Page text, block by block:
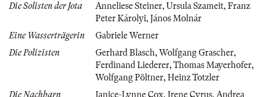
Die Solisten der Jota
Anneliese Steiner, Ursula Szameit, Franz
Peter Károlyi, János Molnár
Eine Wasserträgerin
Gabriele Werner
Die Polizisten
Gerhard Blasch, Wolfgang Grascher,
Ferdinand Liederer, Thomas Mayerhofer,
Wolfgang Pöltner, Heinz Totzler
Die Nachbarn
Janice-Lynne Cox, Irene Cyrus, Andrea